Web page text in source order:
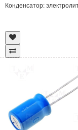
Конденсатор: